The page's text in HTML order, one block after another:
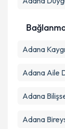
Adana
Adana Aile
Adana
Adana